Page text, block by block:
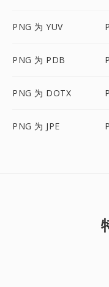
PNG 为 YUV
PNG 为 PDB
PNG 为 DOTX
PNG 为 JPE